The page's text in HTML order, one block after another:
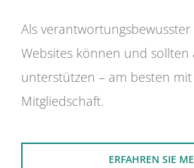
Als
Websites können und sollten
unterstützen – am besten
Mitgliedschaft.
ERFAHREN SIE